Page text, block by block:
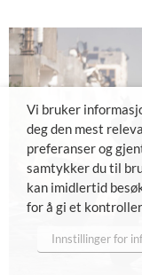
Vi bruker
deg den mest
preferanser og
samtykker du til
kan imidlertid
for å gi et
Innstillinger for